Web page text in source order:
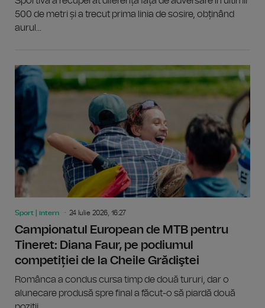
500 de metri și a trecut prima linia de sosire, obținând
aurul...
Sport | intern 24 Iulie 2026, 16:27
Campionatul European de MTB pentru
Tineret: Diana Faur, pe podiumul
competiției de la Cheile Grădiştei
Românca a condus cursa timp de două tururi, dar o
alunecare produsă spre final a făcut-o să piardă două